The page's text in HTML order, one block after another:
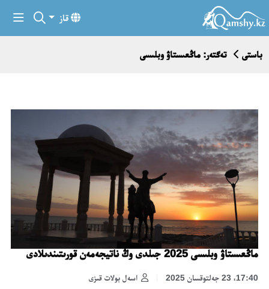
قاز
باستى تەگتەر: ماڭعىستاۋ وبلىسى
ماڭعىستاۋ وبلىسى 2025 جىلدى وڭ ناتيجەمەن قورىتىندىلادى
اسەل بولات قىزى 17:40، 23 جەلتوقسان 2025